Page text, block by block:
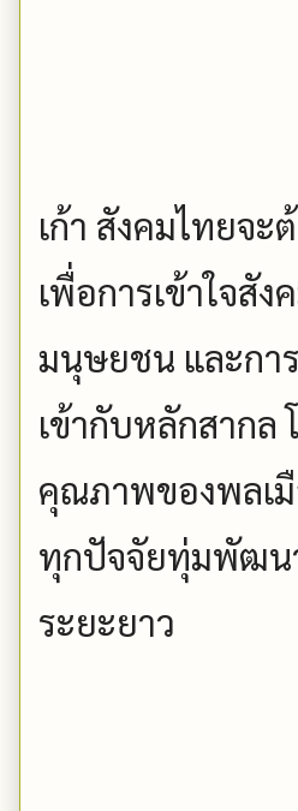
เก้า สังคมไทยจ
เพื่อการเข้าใจสั
มนุษยชน และกา
เข้ากับหลักสากล
คุณภาพของพลเมื
ทุกปัจจัยทุ่มพัฒน
ระยะยาว